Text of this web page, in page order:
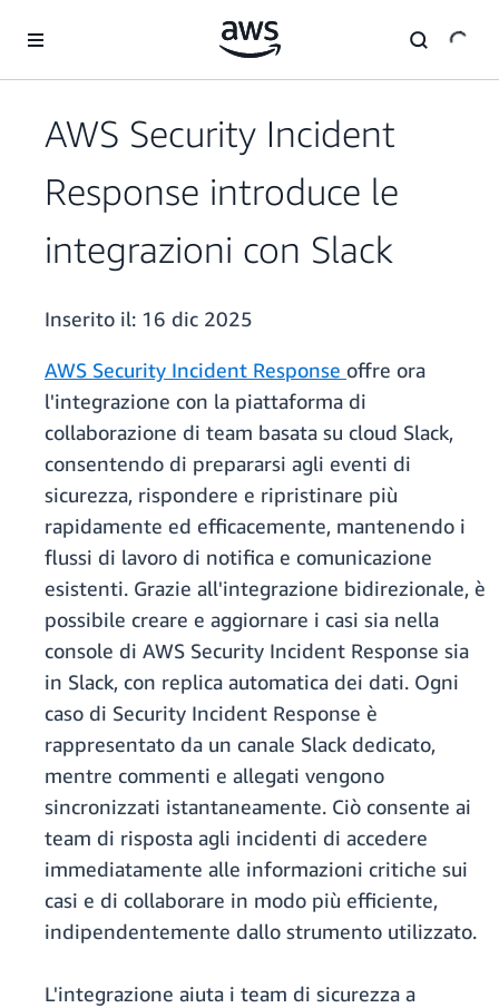
AWS Security Incident
Response introduce le
integrazioni con Slack
Inserito il: 16 dic 2025
AWS Security Incident Response offre ora
l'integrazione con la piattaforma di
collaborazione di team basata su cloud Slack,
consentendo di prepararsi agli eventi di
sicurezza, rispondere e ripristinare più
rapidamente ed efficacemente, mantenendo i
flussi di lavoro di notifica e comunicazione
esistenti. Grazie all'integrazione bidirezionale, è
possibile creare e aggiornare i casi sia nella
console di AWS Security Incident Response sia
in Slack, con replica automatica dei dati. Ogni
caso di Security Incident Response è
rappresentato da un canale Slack dedicato,
mentre commenti e allegati vengono
sincronizzati istantaneamente. Ciò consente ai
team di risposta agli incidenti di accedere
immediatamente alle informazioni critiche sui
casi e di collaborare in modo più efficiente,
indipendentemente dallo strumento utilizzato.
L'integrazione aiuta i team di sicurezza a